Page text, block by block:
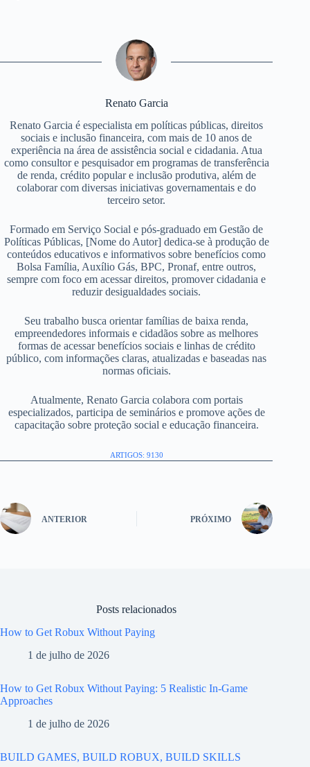
Renato Garcia
Renato Garcia é especialista em políticas públicas, direitos
sociais e inclusão financeira, com mais de 10 anos de
experiência na área de assistência social e cidadania. Atua
como consultor e pesquisador em programas de transferência
de renda, crédito popular e inclusão produtiva, além de
colaborar com diversas iniciativas governamentais e do
terceiro setor.
Formado em Serviço Social e pós-graduado em Gestão de
Políticas Públicas, [Nome do Autor] dedica-se à produção de
conteúdos educativos e informativos sobre benefícios como
Bolsa Família, Auxílio Gás, BPC, Pronaf, entre outros,
sempre com foco em acessar direitos, promover cidadania e
reduzir desigualdades sociais.
Seu trabalho busca orientar famílias de baixa renda,
empreendedores informais e cidadãos sobre as melhores
formas de acessar benefícios sociais e linhas de crédito
público, com informações claras, atualizadas e baseadas nas
normas oficiais.
Atualmente, Renato Garcia colabora com portais
especializados, participa de seminários e promove ações de
capacitação sobre proteção social e educação financeira.
ARTIGOS: 9130
ANTERIOR PRÓXIMO
Posts relacionados
How to Get Robux Without Paying
1 de julho de 2026
How to Get Robux Without Paying: 5 Realistic In-Game
Approaches
1 de julho de 2026
BUILD GAMES, BUILD ROBUX, BUILD SKILLS